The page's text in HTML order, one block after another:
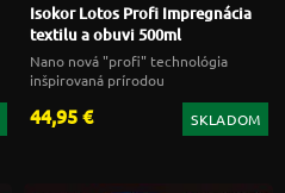
Isokor Lotos Profi Impregnácia
textilu a obuvi 500ml
Nano nová "profi" technológia
inšpirovaná prírodou
44,95 € SKLADOM